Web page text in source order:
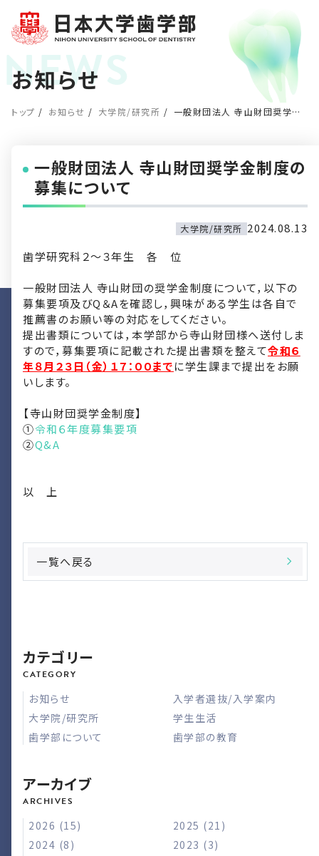
お知らせ
トップ お知らせ 大学院/研究所 一般財団法人 寺山財団奨学金制度の募集について
カテゴリー
お知らせ
入学者選抜/入学案内
大学院/研究所
学生生活
歯学部について
歯学部の教育
アーカイブ
2026 (15)
2025 (21)
2024 (8)
2023 (3)
一般財団法人 寺山財団奨学金制度の
募集について
大学院/研究所 2024.08.13
歯学研究科２～３年生 各 位
一般財団法人 寺山財団の奨学金制度について，以下の
募集要項及びQ＆Aを確認し，興味がある学生は各自で
推薦書のお願い等の対応をしてください。
提出書類については，本学部から寺山財団様へ送付しま
すので，募集要項に記載された提出書類を整えて令和６
年８月２３日（金）１７：００までに学生課まで提出をお願
いします。
【寺山財団奨学金制度】
①令和６年度募集要項
②Q&A
以 上
一覧へ戻る